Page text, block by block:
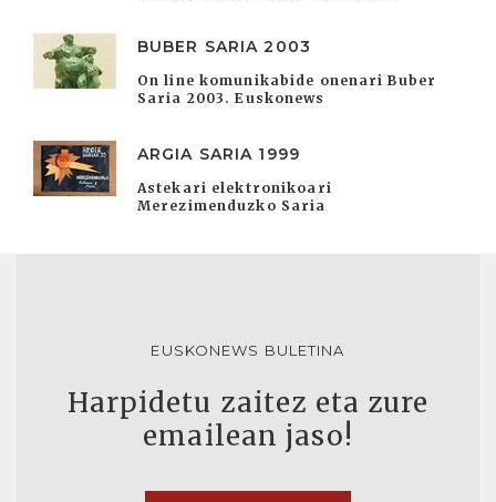
BUBER SARIA 2003
On line komunikabide onenari Buber
Saria 2003. Euskonews
ARGIA SARIA 1999
Astekari elektronikoari
Merezimenduzko Saria
EUSKONEWS BULETINA
Harpidetu zaitez eta zure
emailean jaso!